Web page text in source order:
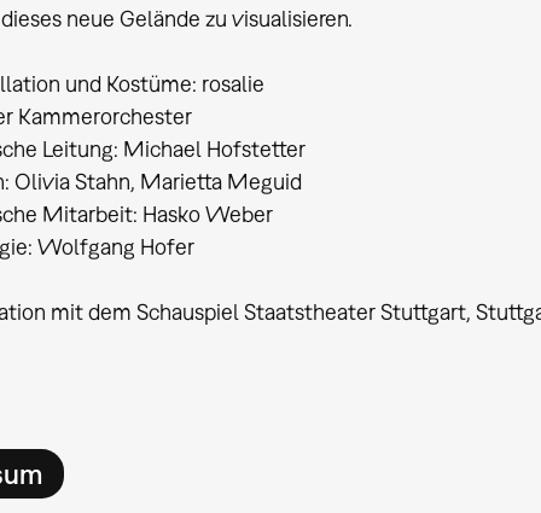
neue Gelände zu visualisieren.
und Kostüme: rosalie
Kammerorchester
Leitung: Michael Hofstetter
Olivia Stahn, Marietta Meguid
Mitarbeit: Hasko Weber
Wolfgang Hofer
mit dem Schauspiel Staatstheater Stuttgart,